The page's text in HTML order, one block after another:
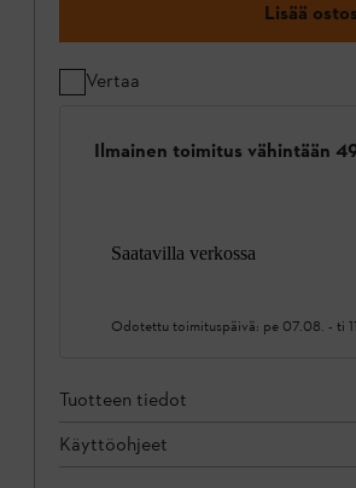
Lisää
Vertaa
Ilmainen toimitus vähintään
Saatavilla verkossa
Odotettu toimituspäivä: pe 07.08. - ti
Tuotteen tiedot
Käyttöohjeet